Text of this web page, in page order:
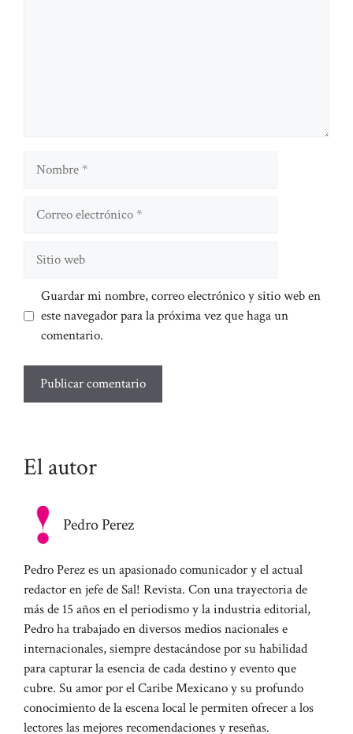
Nombre
Guardar mi nombre, correo electrónico y sitio web en
este navegador para la próxima vez que haga un
comentario.
El autor
Pedro Perez
Pedro Perez es un apasionado comunicador y el actual
redactor en jefe de Sal! Revista. Con una trayectoria de
más de 15 años en el periodismo y la industria editorial,
Pedro ha trabajado en diversos medios nacionales e
internacionales, siempre destacándose por su habilidad
para capturar la esencia de cada destino y evento que
cubre. Su amor por el Caribe Mexicano y su profundo
conocimiento de la escena local le permiten ofrecer a los
lectores las mejores recomendaciones y reseñas.